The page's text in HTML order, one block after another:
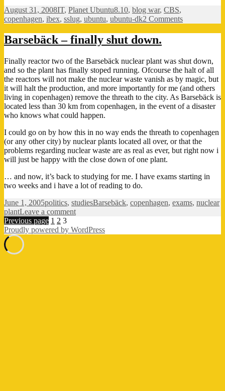
Posted
on
August 31, 2008Categories
IT, Planet UbuntuTags
8.10, blog war, CBS,
copenhagen, ibex, sslug, ubuntu, ubuntu-dk2 Commentson
the
Ibex
Barsebäck – finally shut down.
Finally reactor two of the Barsebäck nuclear plant was shut down,
and so the plant has finally stoped running. Ofcourse the halt of all
the reactors will not make the nuclear waste vanish as by magic, but
it will halt the production, and more importantly for me (and others
living in copenhagen) remove the threath to the city. As Barsebäck is
located less than 30 km from copenhagen, in the event of a disaster
who knows what could happen.
I could go on by how this in no way ends the threath to copenhagen
(or any other city) by nuclear plants located all over, or that the
problems regarding nuclear waste are as real as ever, but right now i
will just be happy with the close down of one plant.
… and now, it’s back to studying for me. I have exams starting in
two weeks and i have a lot of reading to do.
Posted
on
June 1, 2005Categories
politics, studiesTags
Barsebäck, copenhagen, exams, nuclear
plantLeave a commenton
–
Posts
pagination
Previous page Page
1 Page
2 Page
3
Proudly powered by WordPress